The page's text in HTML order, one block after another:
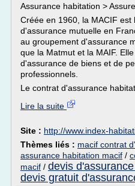
Assurance habitation >
Créée en 1960, la MACIF
d'assurance mutuelle en
au groupement d'assurance
que la Matmut et la MAIF.
d'assurance de biens et de
professionnels.
Le contrat d'assurance
Lire la suite
Site : http://www.index-
Thèmes liés : macif contrat
assurance habitation macif /
macif / devis
devis gratuit